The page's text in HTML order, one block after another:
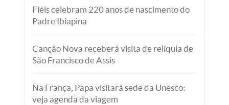
Fiéis celebram 220 anos de nascimento do
Padre Ibiapina
Canção Nova receberá visita de relíquia de
São Francisco de Assis
Na França, Papa visitará sede da Unesco:
veja agenda da viagem